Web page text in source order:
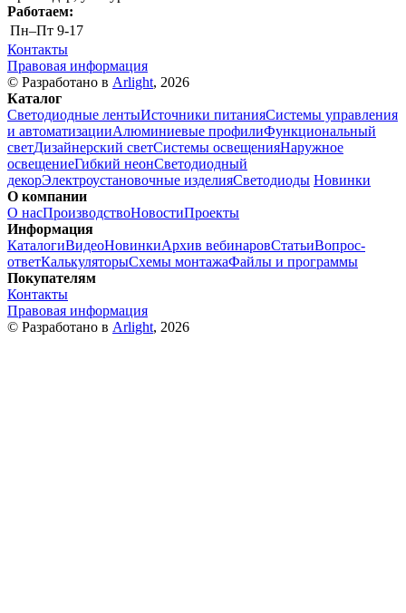
Работаем:
Пн–Пт 9-17
Контакты
Правовая информация
© Разработано в Arlight, 2026
Каталог
Светодиодные лентыИсточники питанияСистемы управления
и автоматизацииАлюминиевые профилиФункциональный
светДизайнерский светСистемы освещенияНаружное
освещениеГибкий неонСветодиодный
декорЭлектроустановочные изделияСветодиоды Новинки
О компании
О насПроизводствоНовостиПроекты
Информация
КаталогиВидеоНовинкиАрхив вебинаровСтатьиВопрос-
ответКалькуляторыСхемы монтажаФайлы и программы
Покупателям
Контакты
Правовая информация
© Разработано в Arlight, 2026